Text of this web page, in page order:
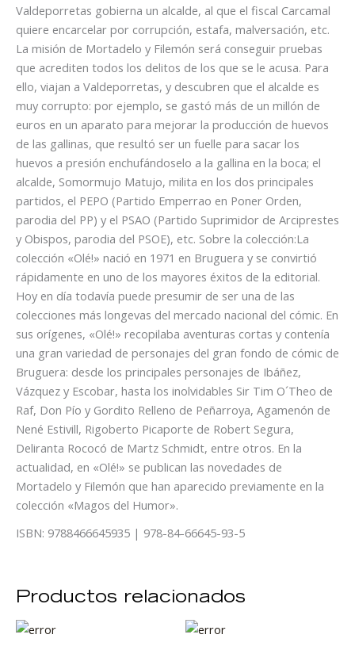
Valdeporretas gobierna un alcalde, al que el fiscal Carcamal
quiere encarcelar por corrupción, estafa, malversación, etc.
La misión de Mortadelo y Filemón será conseguir pruebas
que acrediten todos los delitos de los que se le acusa. Para
ello, viajan a Valdeporretas, y descubren que el alcalde es
muy corrupto: por ejemplo, se gastó más de un millón de
euros en un aparato para mejorar la producción de huevos
de las gallinas, que resultó ser un fuelle para sacar los
huevos a presión enchufándoselo a la gallina en la boca; el
alcalde, Somormujo Matujo, milita en los dos principales
partidos, el PEPO (Partido Emperrao en Poner Orden,
parodia del PP) y el PSAO (Partido Suprimidor de Arciprestes
y Obispos, parodia del PSOE), etc. Sobre la colección:La
colección «Olé!» nació en 1971 en Bruguera y se convirtió
rápidamente en uno de los mayores éxitos de la editorial.
Hoy en día todavía puede presumir de ser una de las
colecciones más longevas del mercado nacional del cómic. En
sus orígenes, «Olé!» recopilaba aventuras cortas y contenía
una gran variedad de personajes del gran fondo de cómic de
Bruguera: desde los principales personajes de Ibáñez,
Vázquez y Escobar, hasta los inolvidables Sir Tim O´Theo de
Raf, Don Pío y Gordito Relleno de Peñarroya, Agamenón de
Nené Estivill, Rigoberto Picaporte de Robert Segura,
Deliranta Rococó de Martz Schmidt, entre otros. En la
actualidad, en «Olé!» se publican las novedades de
Mortadelo y Filemón que han aparecido previamente en la
colección «Magos del Humor».
ISBN: 9788466645935 | 978-84-66645-93-5
Productos relacionados